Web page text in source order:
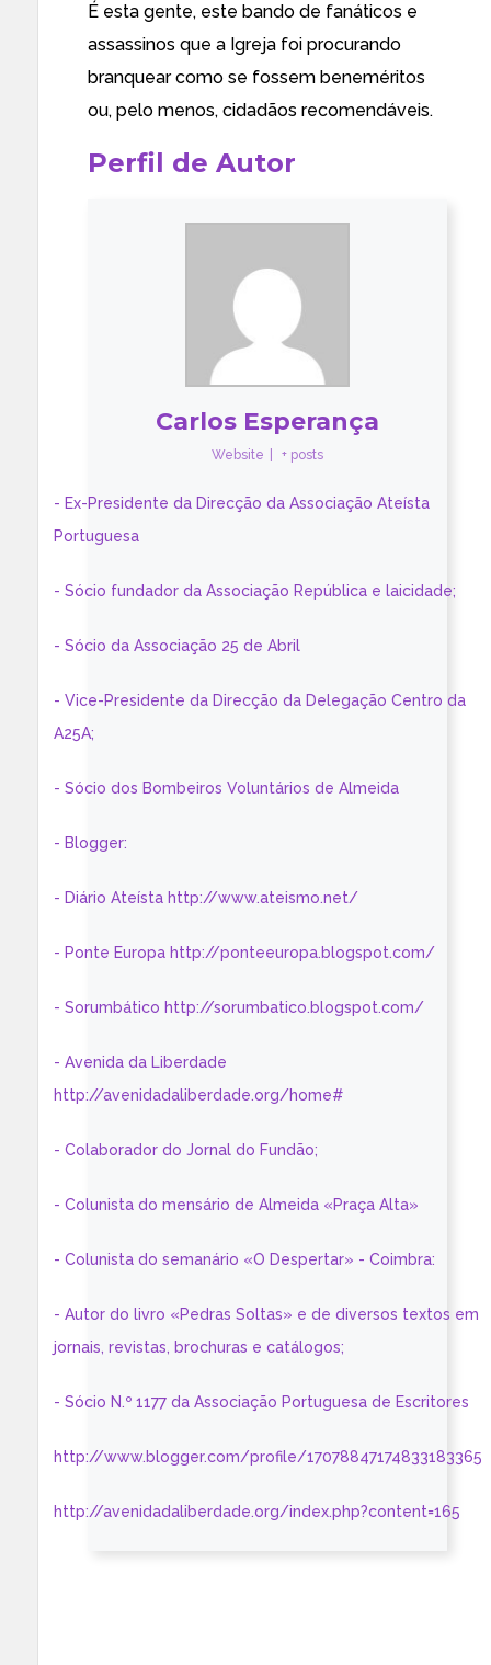
É esta gente, este bando de fanáticos e
assassinos que a Igreja foi procurando
branquear como se fossem beneméritos
ou, pelo menos, cidadãos recomendáveis.
Perfil de Autor
Carlos Esperança
Website + posts
- Ex-Presidente da Direcção da Associação Ateísta
Portuguesa
- Sócio fundador da Associação República e laicidade;
- Sócio da Associação 25 de Abril
- Vice-Presidente da Direcção da Delegação Centro da
A25A;
- Sócio dos Bombeiros Voluntários de Almeida
- Blogger:
- Diário Ateísta http://www.ateismo.net/
- Ponte Europa http://ponteeuropa.blogspot.com/
- Sorumbático http://sorumbatico.blogspot.com/
- Avenida da Liberdade
http://avenidadaliberdade.org/home#
- Colaborador do Jornal do Fundão;
- Colunista do mensário de Almeida «Praça Alta»
- Colunista do semanário «O Despertar» - Coimbra:
- Autor do livro «Pedras Soltas» e de diversos textos em
jornais, revistas, brochuras e catálogos;
- Sócio N.º 1177 da Associação Portuguesa de Escritores
http://www.blogger.com/profile/17078847174833183365
http://avenidadaliberdade.org/index.php?content=165